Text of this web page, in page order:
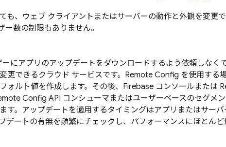
も、ウェブ クライアントまたはサーバーの動作と外観を変更
ー数の制限もありません。
ーにアプリのアップデートをダウンロードするよう依頼しなく
更できるクラウド サービスです。 Remote Config を使用する
ォルト値を作成します。その後、 Firebase コンソールまたは
Config API コンシューマまたはユーザーベースのセグメ
す。アップデートを適用するタイミングはアプリまたはサー
デートの有無を頻繁にチェックし、パフォーマンスにほとん